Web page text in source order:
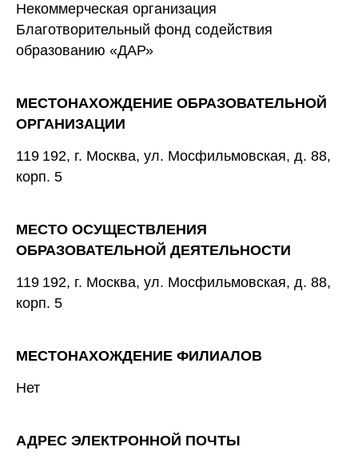
Некоммерческая организация
Благотворительный фонд содействия
образованию «ДАР»
МЕСТОНАХОЖДЕНИЕ ОБРАЗОВАТЕЛЬНОЙ
ОРГАНИЗАЦИИ
119 192, г. Москва, ул. Мосфильмовская, д. 88,
корп. 5
МЕСТО ОСУЩЕСТВЛЕНИЯ
ОБРАЗОВАТЕЛЬНОЙ ДЕЯТЕЛЬНОСТИ
119 192, г. Москва, ул. Мосфильмовская, д. 88,
корп. 5
МЕСТОНАХОЖДЕНИЕ ФИЛИАЛОВ
Нет
АДРЕС ЭЛЕКТРОННОЙ ПОЧТЫ